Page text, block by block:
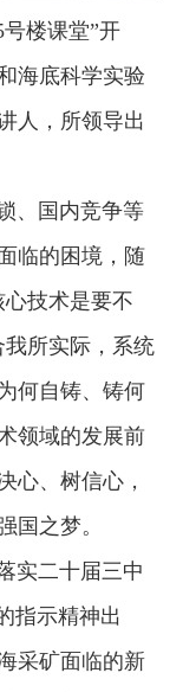
号楼课堂”开
海底科学实验
人，所领导出
、国内竞争等
临的困境，随
技术是要不
所实际，系统
何自铸、铸何
领域的发展前
心、树信心，
国之梦。
二十届三中
指示精神出
采矿面临的新